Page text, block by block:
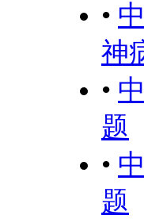
•
神
•
题
•
题